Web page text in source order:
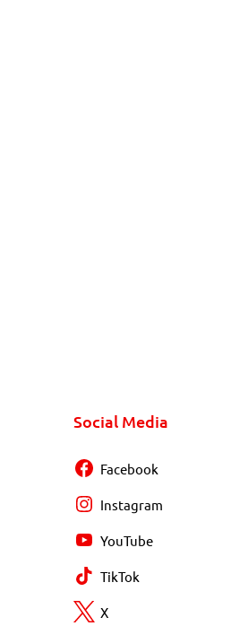
Social Media
Facebook
Instagram
YouTube
TikTok
X